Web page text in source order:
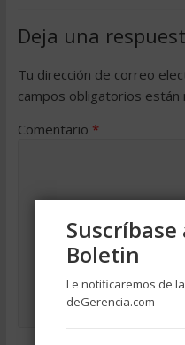
Deja una
Tu dirección de correo
campos obligatorios están
Comentario *
Boletin
Le notificaremos de
deGerencia.com